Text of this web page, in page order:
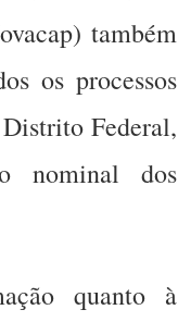
também
os processos
Federal,
nominal dos
quanto à